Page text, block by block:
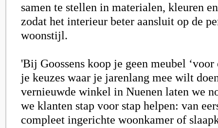
samen te stellen in materialen, kleuren
zodat het interieur beter aansluit op de
woonstijl.
'Bij Goossens koop je geen meubel
je keuzes waar je jarenlang mee wilt
vernieuwde winkel in Nuenen laten we
we klanten stap voor stap helpen: van
compleet ingerichte woonkamer of